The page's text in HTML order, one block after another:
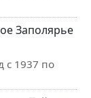
Заполярье
с 1937 по